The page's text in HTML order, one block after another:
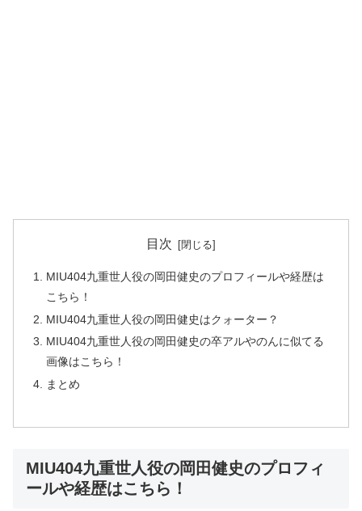
目次
MIU404九重世人役の岡田健史のプロフィールや経歴は
こちら！
MIU404九重世人役の岡田健史はクォーター？
MIU404九重世人役の岡田健史の卒アルやのんに似てる
画像はこちら！
まとめ
MIU404九重世人役の岡田健史のプロフィ
ールや経歴はこちら！